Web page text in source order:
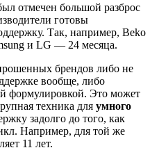
отмечен большой разброс
готовы
Так, например, Beko
и LG — 24 месяца.
брендов либо не
вообще, либо
формулировкой. Это может
техника для умного
задолго до того, как
Например, для той же
11 лет.